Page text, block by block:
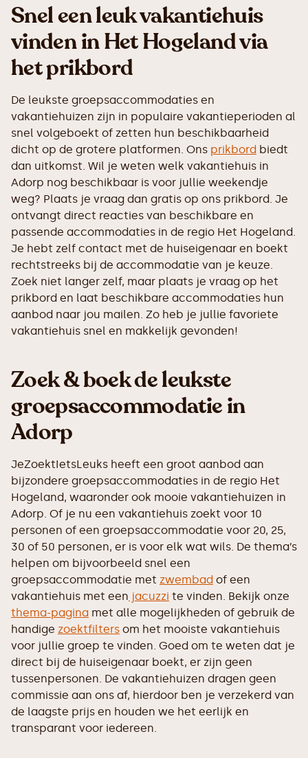
Snel een leuk vakantiehuis
vinden in Het Hogeland via
het prikbord
De leukste groepsaccommodaties en
vakantiehuizen zijn in populaire vakantieperioden al
snel volgeboekt of zetten hun beschikbaarheid
dicht op de grotere platformen. Ons prikbord biedt
dan uitkomst. Wil je weten welk vakantiehuis in
Adorp nog beschikbaar is voor jullie weekendje
weg? Plaats je vraag dan gratis op ons prikbord. Je
ontvangt direct reacties van beschikbare en
passende accommodaties in de regio Het Hogeland.
Je hebt zelf contact met de huiseigenaar en boekt
rechtstreeks bij de accommodatie van je keuze.
Zoek niet langer zelf, maar plaats je vraag op het
prikbord en laat beschikbare accommodaties hun
aanbod naar jou mailen. Zo heb je jullie favoriete
vakantiehuis snel en makkelijk gevonden!
Zoek & boek de leukste
groepsaccommodatie in
Adorp
JeZoektIetsLeuks heeft een groot aanbod aan
bijzondere groepsaccommodaties in de regio Het
Hogeland, waaronder ook mooie vakantiehuizen in
Adorp. Of je nu een vakantiehuis zoekt voor 10
personen of een groepsaccommodatie voor 20, 25,
30 of 50 personen, er is voor elk wat wils. De thema’s
helpen om bijvoorbeeld snel een
groepsaccommodatie met zwembad of een
vakantiehuis met een jacuzzi te vinden. Bekijk onze
thema-pagina met alle mogelijkheden of gebruik de
handige zoektfilters om het mooiste vakantiehuis
voor jullie groep te vinden. Goed om te weten dat je
direct bij de huiseigenaar boekt, er zijn geen
tussenpersonen. De vakantiehuizen dragen geen
commissie aan ons af, hierdoor ben je verzekerd van
de laagste prijs en houden we het eerlijk en
transparant voor iedereen.